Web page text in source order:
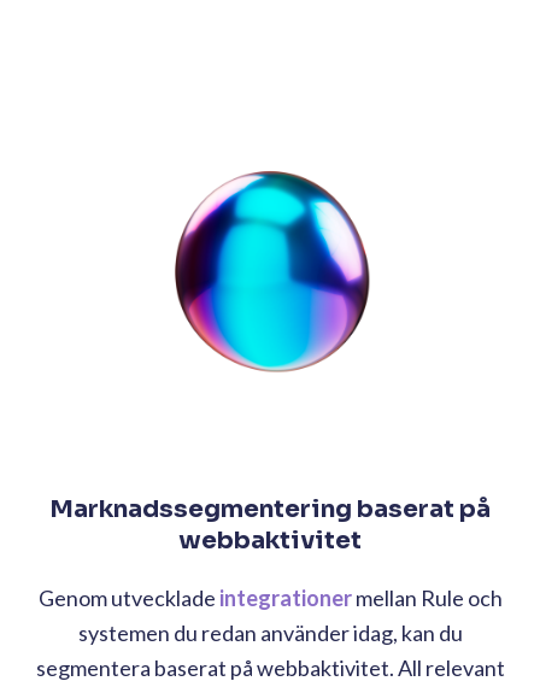
Marknadssegmentering baserat på
webbaktivitet
Genom utvecklade integrationermellan Rule och
systemen du redan använder idag, kan du
segmentera baserat på webbaktivitet. All relevant